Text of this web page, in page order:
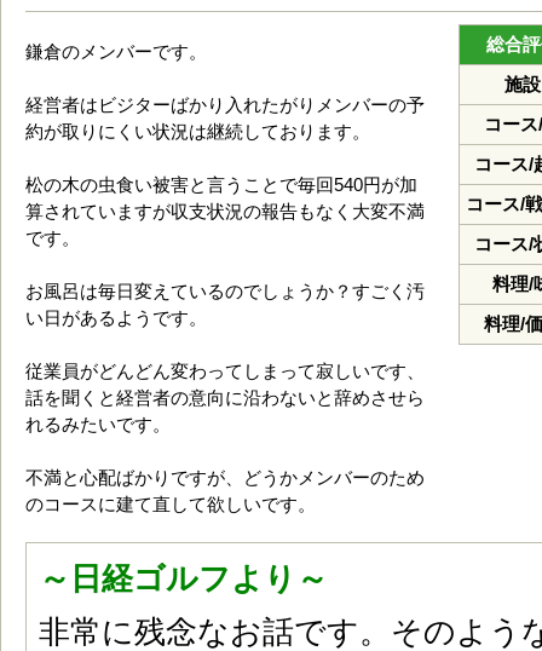
鎌倉のメンバーです。
経営者はビジターばかり入れたがりメンバーの予
約が取りにくい状況は継続しております。
松の木の虫食い被害と言うことで毎回540円が加
算されていますが収支状況の報告もなく大変不満
です。
お風呂は毎日変えているのでしょうか？すごく汚
い日があるようです。
従業員がどんどん変わってしまって寂しいです、
話を聞くと経営者の意向に沿わないと辞めさせら
れるみたいです。
不満と心配ばかりですが、どうかメンバーのため
のコースに建て直して欲しいです。
総合
施設
コー
コース/
コース/
コース/
料理/
料理/
～日経ゴルフより～
非常に残念なお話です。そのよう